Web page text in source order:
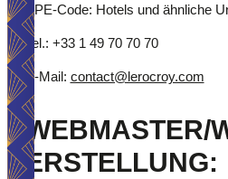
APE-Code: Hotels und ähnliche
Tel.: +33 1 49 70 70 70
E-Mail: contact@lerocroy.com
WEBMASTER/
ERSTELLUNG: